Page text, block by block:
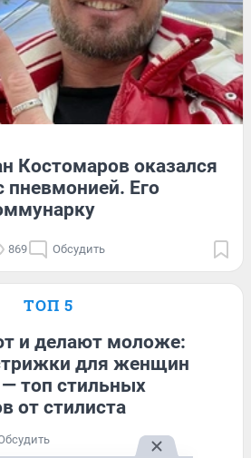
Костомаров оказался
пневмонией. Его
869 Обсудить
ТОП 5
и делают моложе:
для женщин
— топ стильных
от стилиста